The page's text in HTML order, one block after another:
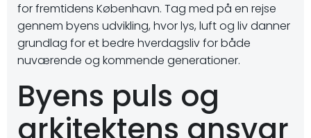
for fremtidens København. Tag med på en rejse
gennem byens udvikling, hvor lys, luft og liv danner
grundlag for et bedre hverdagsliv for både
nuværende og kommende generationer.
Byens puls og
arkitektens ansvar